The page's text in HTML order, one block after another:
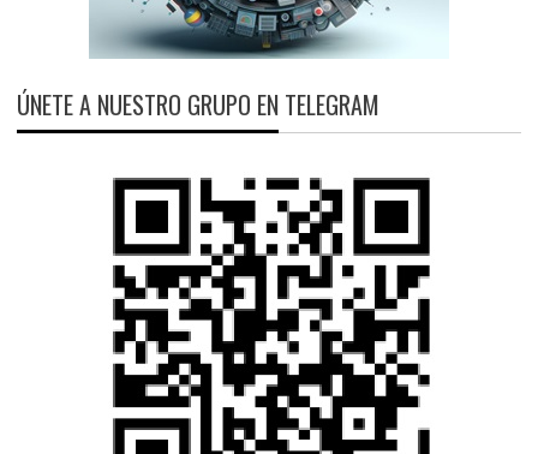
ÚNETE A NUESTRO GRUPO EN TELEGRAM